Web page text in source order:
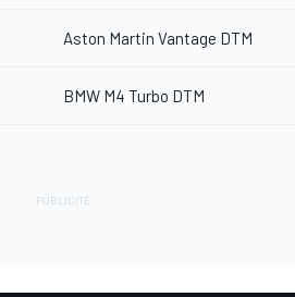
Aston Martin Vantage DTM
BMW M4 Turbo DTM